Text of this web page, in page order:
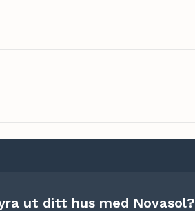
ut ditt hus med Novasol?